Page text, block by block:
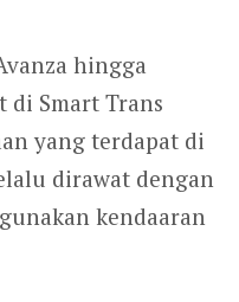
hingga
di Smart Trans
yang terdapat di
dirawat dengan
kendaaran